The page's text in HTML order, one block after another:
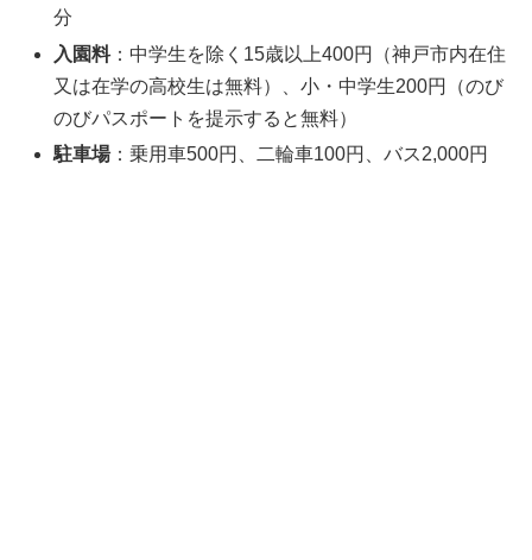
分
入園料：中学生を除く15歳以上400円（神戸市内在住
又は在学の高校生は無料）、小・中学生200円（のび
のびパスポートを提示すると無料）
駐車場：乗用車500円、二輪車100円、バス2,000円